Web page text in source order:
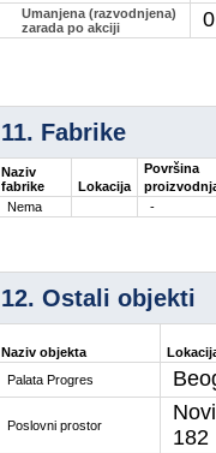
Umanjena (razvodnjena)
zarada po akciji
0
11. Fabrike
Naziv
fabrike
Lokacija
Površina
Nema
-
12. Ostali objekti
Naziv objekta
Palata Progres
Poslovni prostor
182